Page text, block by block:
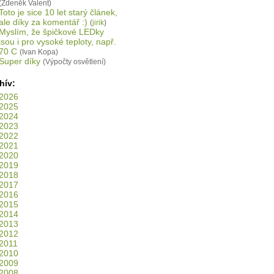
Valent)
je sice 10 let starý článek,
díky za komentář :) (jirik)
že špičkové LEDky
i pro vysoké teploty, např.
C (Ivan Kopa)
díky (Výpočty osvětlení)